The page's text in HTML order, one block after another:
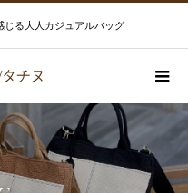
じる大人カジュアルバッグ
チヌ